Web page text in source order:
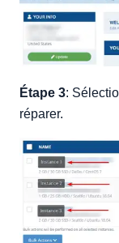
Étape 3:
réparer.